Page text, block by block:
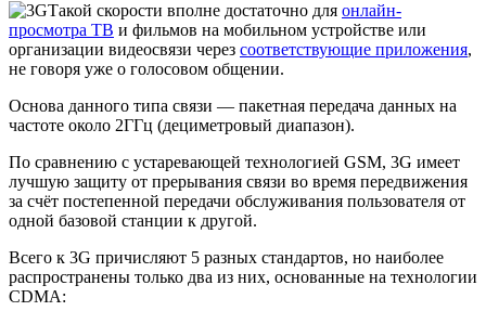
Такой скорости вполне достаточно для онлайн-
просмотра ТВ и фильмов на мобильном устройстве или
организации видеосвязи через соответствующие приложения,
не говоря уже о голосовом общении.
Основа данного типа связи — пакетная передача данных на
частоте около 2ГГц (дециметровый диапазон).
По сравнению с устаревающей технологией GSM, 3G имеет
лучшую защиту от прерывания связи во время передвижения
за счёт постепенной передачи обслуживания пользователя от
одной базовой станции к другой.
Всего к 3G причисляют 5 разных стандартов, но наиболее
распространены только два из них, основанные на технологии
CDMA: